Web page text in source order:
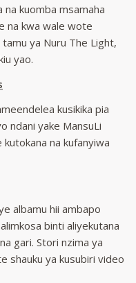
na kuomba msamaha
na kwa wale wote
ya Nuru The Light,
yao.
kusikika pia
ndani yake MansuLi
na kufanyiwa
albamu hii ambapo
binti aliyekutana
gari. Stori nzima ya
shauku ya kusubiri video